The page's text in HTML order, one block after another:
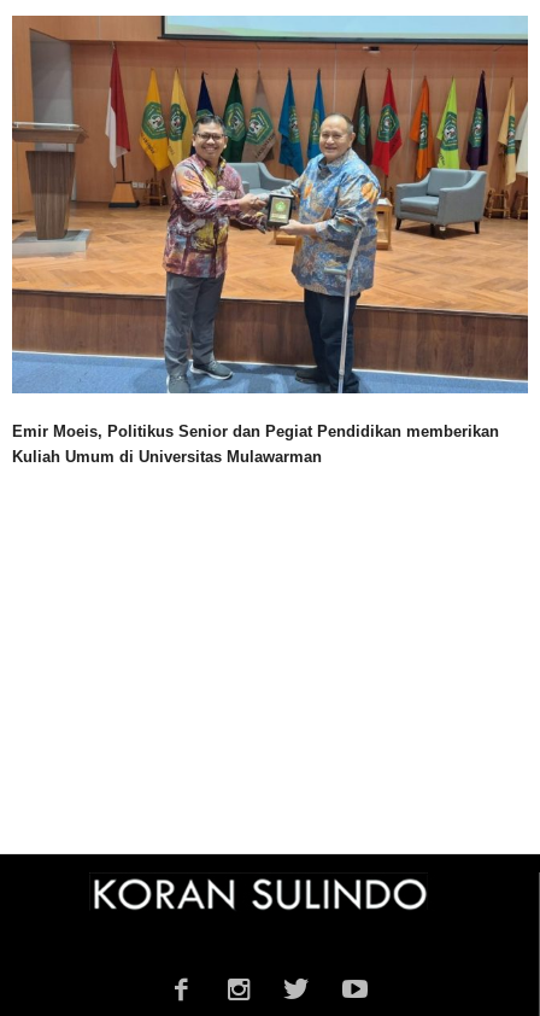
Emir Moeis, Politikus Senior dan Pegiat Pendidikan memberikan
Kuliah Umum di Universitas Mulawarman